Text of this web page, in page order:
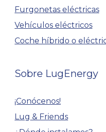
Furgonetas eléctricas
Vehículos eléctricos
Coche híbrido o
Sobre LugEnergy
¡Conócenos!
Lug & Friends